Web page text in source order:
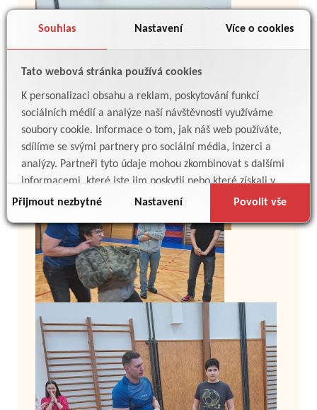
Souhlas Nastavení Více o cookies
Tato webová stránka používá cookies
K personalizaci obsahu a reklam, poskytování funkcí
sociálních médií a analýze naší návštěvnosti využíváme
soubory cookie. Informace o tom, jak náš web používáte,
sdílíme se svými partnery pro sociální média, inzerci a
analýzy. Partneři tyto údaje mohou zkombinovat s dalšími
informacemi, které jste jim poskytli nebo které získali v
důsledku toho, že používáte jejich služby.
Přijmout nezbytné Nastavení Povolit vše